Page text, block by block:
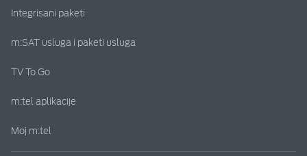
Integrisani paketi
m:SAT usluga i paketi usluga
TV To Go
m:tel aplikacije
Moj m:tel